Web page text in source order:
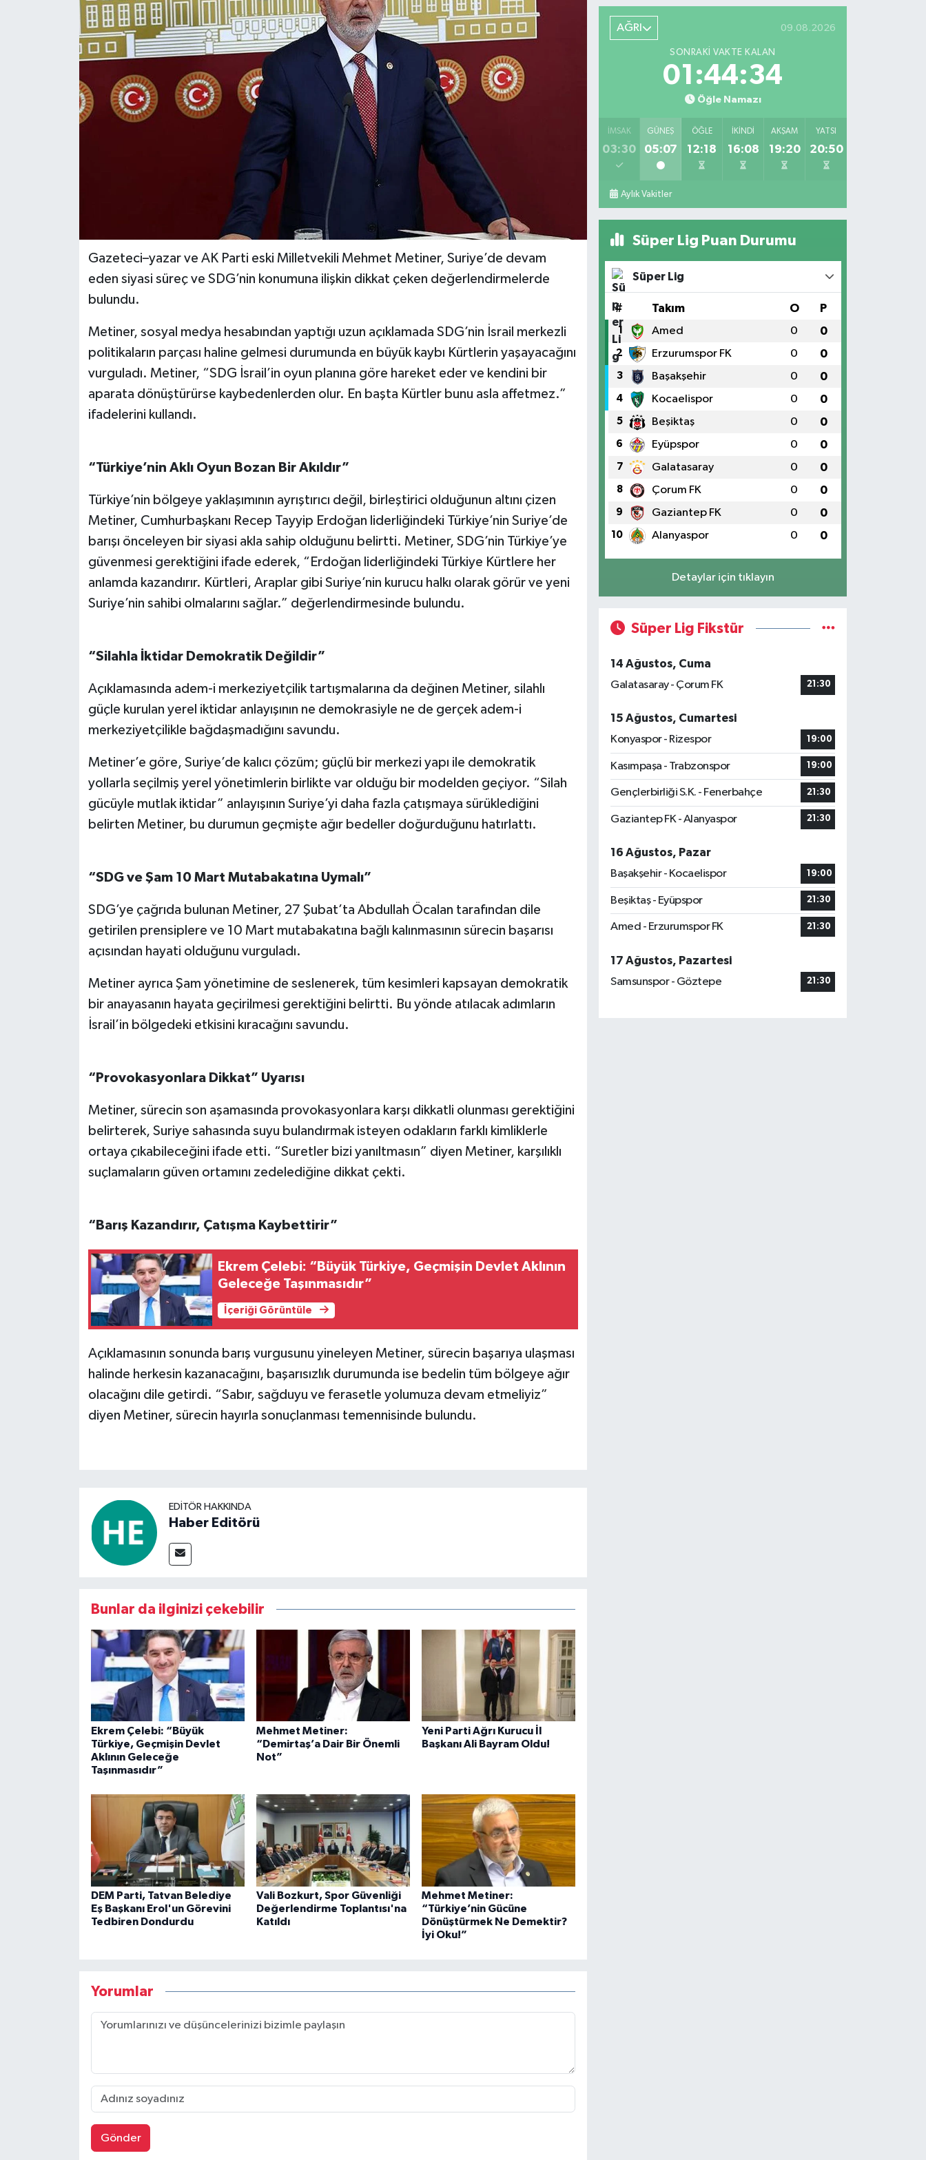
Gazeteci–yazar ve AK Parti eski Milletvekili Mehmet Metiner, Suriye’de devam
eden siyasi süreç ve SDG’nin konumuna ilişkin dikkat çeken değerlendirmelerde
bulundu.
Metiner, sosyal medya hesabından yaptığı uzun açıklamada SDG’nin İsrail merkezli
politikaların parçası haline gelmesi durumunda en büyük kaybı Kürtlerin yaşayacağını
vurguladı. Metiner, “SDG İsrail’in oyun planına göre hareket eder ve kendini bir
aparata dönüştürürse kaybedenlerden olur. En başta Kürtler bunu asla affetmez.”
ifadelerini kullandı.
“Türkiye’nin Aklı Oyun Bozan Bir Akıldır”
Türkiye’nin bölgeye yaklaşımının ayrıştırıcı değil, birleştirici olduğunun altını çizen
Metiner, Cumhurbaşkanı Recep Tayyip Erdoğan liderliğindeki Türkiye’nin Suriye’de
barışı önceleyen bir siyasi akla sahip olduğunu belirtti. Metiner, SDG’nin Türkiye’ye
güvenmesi gerektiğini ifade ederek, “Erdoğan liderliğindeki Türkiye Kürtlere her
anlamda kazandırır. Kürtleri, Araplar gibi Suriye’nin kurucu halkı olarak görür ve yeni
Suriye’nin sahibi olmalarını sağlar.” değerlendirmesinde bulundu.
“Silahla İktidar Demokratik Değildir”
Açıklamasında adem-i merkeziyetçilik tartışmalarına da değinen Metiner, silahlı
güçle kurulan yerel iktidar anlayışının ne demokrasiyle ne de gerçek adem-i
merkeziyetçilikle bağdaşmadığını savundu.
Metiner’e göre, Suriye’de kalıcı çözüm; güçlü bir merkezi yapı ile demokratik
yollarla seçilmiş yerel yönetimlerin birlikte var olduğu bir modelden geçiyor. “Silah
gücüyle mutlak iktidar” anlayışının Suriye’yi daha fazla çatışmaya sürüklediğini
belirten Metiner, bu durumun geçmişte ağır bedeller doğurduğunu hatırlattı.
“SDG ve Şam 10 Mart Mutabakatına Uymalı”
SDG’ye çağrıda bulunan Metiner, 27 Şubat’ta Abdullah Öcalan tarafından dile
getirilen prensiplere ve 10 Mart mutabakatına bağlı kalınmasının sürecin başarısı
açısından hayati olduğunu vurguladı.
Metiner ayrıca Şam yönetimine de seslenerek, tüm kesimleri kapsayan demokratik
bir anayasanın hayata geçirilmesi gerektiğini belirtti. Bu yönde atılacak adımların
İsrail’in bölgedeki etkisini kıracağını savundu.
“Provokasyonlara Dikkat” Uyarısı
Metiner, sürecin son aşamasında provokasyonlara karşı dikkatli olunması gerektiğini
belirterek, Suriye sahasında suyu bulandırmak isteyen odakların farklı kimliklerle
ortaya çıkabileceğini ifade etti. “Suretler bizi yanıltmasın” diyen Metiner, karşılıklı
suçlamaların güven ortamını zedelediğine dikkat çekti.
“Barış Kazandırır, Çatışma Kaybettirir”
Ekrem Çelebi: “Büyük Türkiye, Geçmişin Devlet Aklının
Geleceğe Taşınmasıdır”
İçeriği Görüntüle
Açıklamasının sonunda barış vurgusunu yineleyen Metiner, sürecin başarıya ulaşması
halinde herkesin kazanacağını, başarısızlık durumunda ise bedelin tüm bölgeye ağır
olacağını dile getirdi. “Sabır, sağduyu ve ferasetle yolumuza devam etmeliyiz”
diyen Metiner, sürecin hayırla sonuçlanması temennisinde bulundu.
EDITÖR HAKKINDA
Haber Editörü
Bunlar da ilginizi çekebilir
Ekrem Çelebi: “Büyük
Türkiye, Geçmişin Devlet
Aklının Geleceğe
Taşınmasıdır”
Mehmet Metiner:
“Demirtaş’a Dair Bir Önemli
Not”
Yeni Parti Ağrı Kurucu İl
Başkanı Ali Bayram Oldu!
DEM Parti, Tatvan Belediye
Eş Başkanı Erol'un Görevini
Tedbiren Dondurdu
Vali Bozkurt, Spor Güvenliği
Değerlendirme Toplantısı'na
Katıldı
Mehmet Metiner:
“Türkiye’nin Gücüne
Dönüştürmek Ne Demektir?
İyi Oku!”
Yorumlar
Gönder
AĞRI 09.08.2026
SONRAKI VAKTE KALAN
01:44:33
Öğle Namazı
İMSAK
03:30
GÜNEŞ
05:07
ÖĞLE
12:18
İKINDI
16:08
AKŞAM
19:20
YATSI
20:50
Aylık Vakitler
Süper Lig Puan Durumu
Süper Lig
# Takım O P
1 Amed 0 0
2 Erzurumspor FK 0 0
3 Başakşehir 0 0
4 Kocaelispor 0 0
5 Beşiktaş 0 0
6 Eyüpspor 0 0
7 Galatasaray 0 0
8 Çorum FK 0 0
9 Gaziantep FK 0 0
10 Alanyaspor 0 0
Detaylar için tıklayın
Süper Lig Fikstür
14 Ağustos, Cuma
Galatasaray - Çorum FK
21:30
15 Ağustos, Cumartesi
Konyaspor - Rizespor
19:00
Kasımpaşa - Trabzonspor 19:00
Gençlerbirliği S.K. - Fenerbahçe 21:30
Gaziantep FK - Alanyaspor 21:30
16 Ağustos, Pazar
Başakşehir - Kocaelispor
19:00
Beşiktaş - Eyüpspor 21:30
Amed - Erzurumspor FK 21:30
17 Ağustos, Pazartesi
Samsunspor - Göztepe
21:30